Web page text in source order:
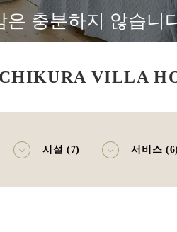
은 충분하지 않습니
VILLA
시설 (7) 서비스 (6)